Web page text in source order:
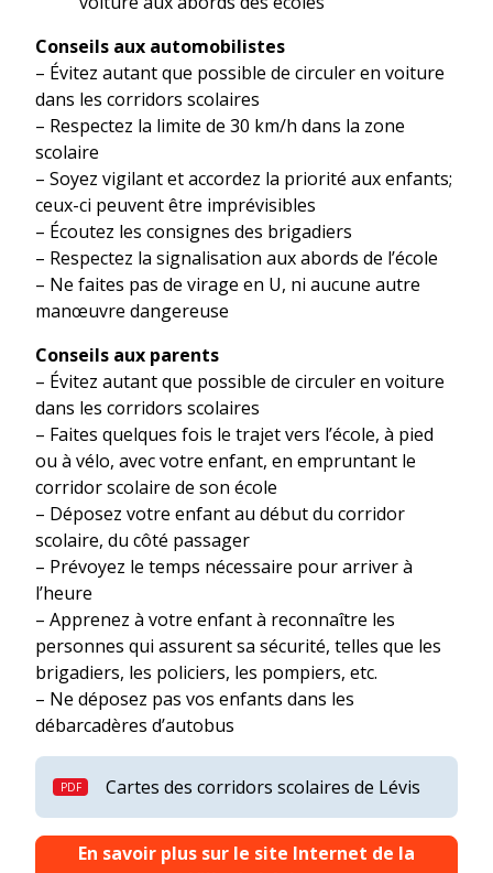
Conseils aux automobilistes
– Évitez autant que possible de circuler en voiture
dans les corridors scolaires
– Respectez la limite de 30 km/h dans la zone
scolaire
– Soyez vigilant et accordez la priorité aux enfants;
ceux-ci peuvent être imprévisibles
– Écoutez les consignes des brigadiers
– Respectez la signalisation aux abords de l’école
– Ne faites pas de virage en U, ni aucune autre
manœuvre dangereuse
Conseils aux parents
– Évitez autant que possible de circuler en voiture
dans les corridors scolaires
– Faites quelques fois le trajet vers l’école, à pied
ou à vélo, avec votre enfant, en empruntant le
corridor scolaire de son école
– Déposez votre enfant au début du corridor
scolaire, du côté passager
– Prévoyez le temps nécessaire pour arriver à
l’heure
– Apprenez à votre enfant à reconnaître les
personnes qui assurent sa sécurité, telles que les
brigadiers, les policiers, les pompiers, etc.
– Ne déposez pas vos enfants dans les
débarcadères d’autobus
Cartes des corridors scolaires de Lévis
En savoir plus sur le site Internet de la